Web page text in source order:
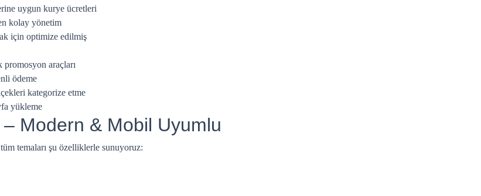
uygun kurye ücretleri
kolay yönetim
için optimize edilmiş
promosyon araçları
ödeme
kategorize etme
yükleme
– Modern & Mobil Uyumlu
temaları şu özelliklerle sunuyoruz: